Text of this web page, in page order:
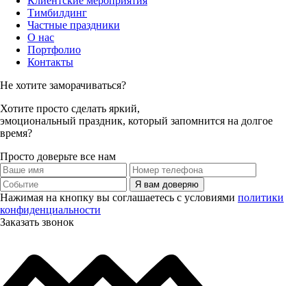
Тимбилдинг
Частные праздники
О нас
Портфолио
Контакты
Не хотите заморачиваться?
Хотите просто сделать яркий,
эмоциональный праздник, который запомнится на долгое
время?
Просто доверьте все нам
Я вам доверяю
Нажимая на кнопку вы соглашаетесь с условиями политики
конфиденциальности
Заказать звонок